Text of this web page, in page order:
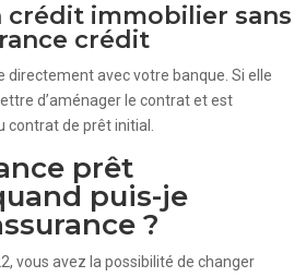
crédit immobilier sans
crédit
directement avec votre banque. Si elle
d’aménager le contrat et est
contrat de prêt initial.
prêt
puis-je
?
vous avez la possibilité de changer